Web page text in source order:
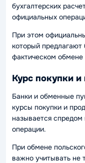
бухгалтерских
официальных
При этом
который
фактическом
Курс покупки
Банки и обменные
курсы покупки и
называется
операции.
При обмене
важно учитывать не